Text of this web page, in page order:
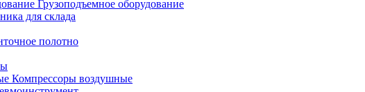
Грузоподъемное оборудование
для склада
полотно
Компрессоры воздушные